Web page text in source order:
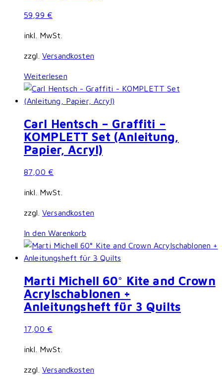
59,99 €
inkl. MwSt.
zzgl. Versandkosten
Weiterlesen
Carl Hentsch – Graffiti –
KOMPLETT Set (Anleitung,
Papier, Acryl)
87,00 €
inkl. MwSt.
zzgl. Versandkosten
In den Warenkorb
Marti Michell 60° Kite and Crown
Acrylschablonen +
Anleitungsheft für 3 Quilts
17,00 €
inkl. MwSt.
zzgl. Versandkosten